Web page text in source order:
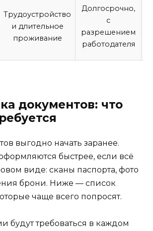
Трудоустройство
и длительное
проживание
Долгосрочно,
с
разрешением
работодателя
документов: что
выгодно начать заранее.
быстрее, если всё
виде: сканы паспорта, фото
брони. Ниже — список
чаще всего попросят.
будут требоваться в каждом